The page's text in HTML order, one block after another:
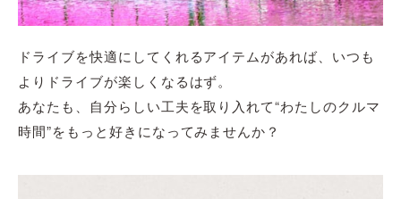
ドライブを快適にしてくれるアイテムがあれば、いつも
よりドライブが楽しくなるはず。
あなたも、自分らしい工夫を取り入れて“わたしのクルマ
時間”をもっと好きになってみませんか？